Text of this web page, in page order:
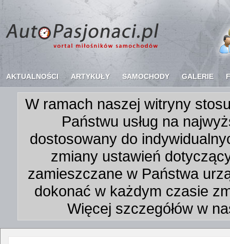
AKTUALNOŚCI ARTYKUŁY SAMOCHODY GALERIE
W ramach naszej witryny
Państwu usług na
dostosowany do
zmiany ustawień
zamieszczane w Państwa
dokonać w każdym czasie
Więcej szczegółów w